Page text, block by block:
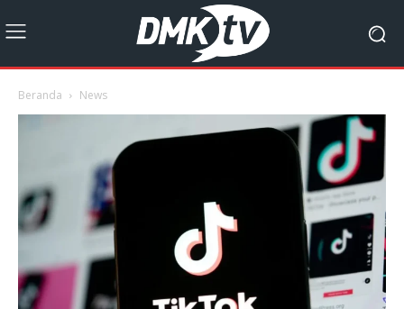
Beranda News